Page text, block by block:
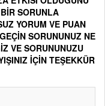
SORUNLA
YORUM VE PUAN
SORUNUNUZ NE
VE SORUNUNUZU
İÇİN TEŞEKKÜR